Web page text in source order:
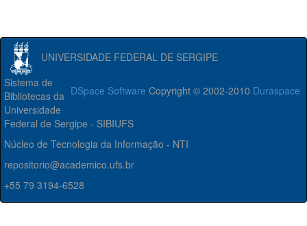
UNIVERSIDADE FEDERAL DE SERGIPE
DSpace Software Copyright © 2002-2010 Duraspace
Sistema de
Bibliotecas da
Universidade
Federal de Sergipe - SIBIUFS
Núcleo de Tecnologia da Informação - NTI
repositorio@academico.ufs.br
+55 79 3194-6528